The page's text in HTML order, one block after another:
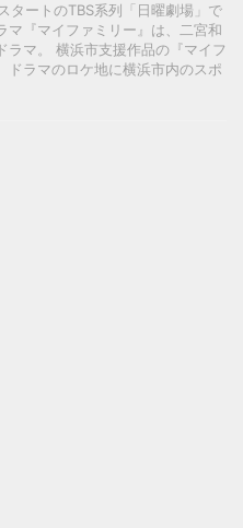
タートのTBS系列「日曜劇場」で
マ『マイファミリー』は、二宮和
ラマ。 横浜市支援作品の『マイフ
ドラマのロケ地に横浜市内のスポ